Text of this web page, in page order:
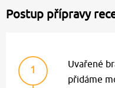
Postup přípravy
1
Uvařené
přidáme